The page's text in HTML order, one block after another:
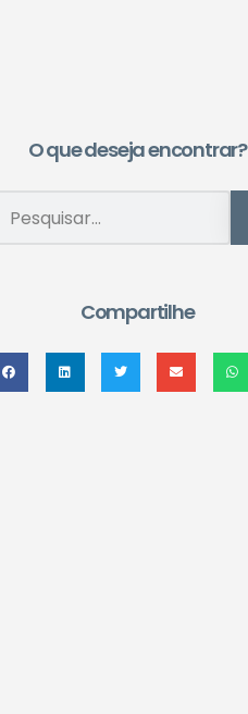
O que deseja encontrar?
Compartilhe